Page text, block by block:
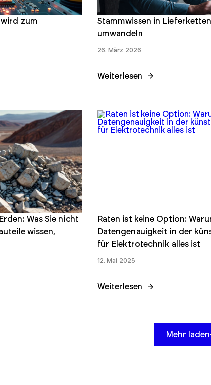
wird zum
Stammwissen in
umwandeln
26. März 2026
Weiterlesen
Was Sie nicht
wissen,
Raten ist keine Option:
Datengenauigkeit in der
für Elektrotechnik alles ist
12. Mai 2025
Weiterlesen
Mehr laden